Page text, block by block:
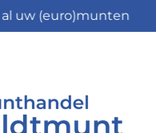
uw (euro)munten